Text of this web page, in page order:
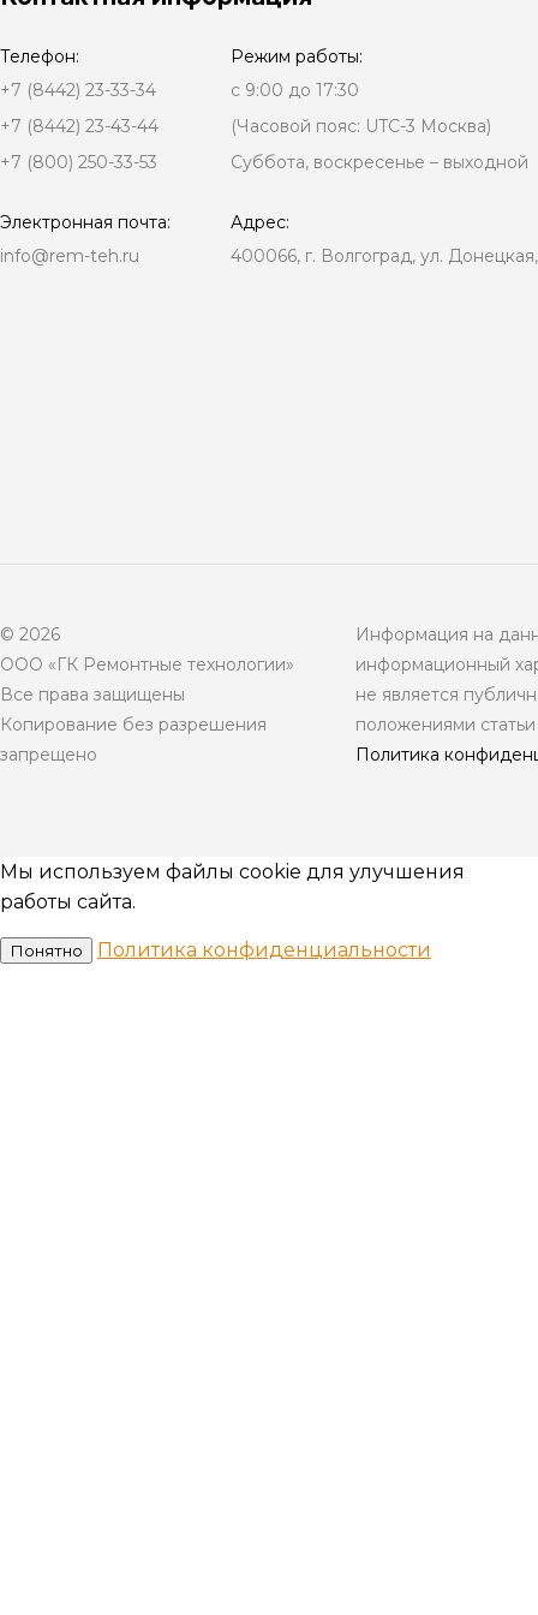
Телефон:
+7 (8442) 23-33-34
+7 (8442) 23-43-44
+7 (800) 250-33-53
Режим работы:
с 9:00 до 17:30
(Часовой пояс: UTC-3 Москва)
Суббота, воскресенье – выходной
Электронная почта:
info@rem-teh.ru
Адрес:
400066, г. Волгоград, ул.
© 2026
ООО «ГК Ремонтные технологии»
Все права защищены
Копирование без разрешения
запрещено
Информация на
информационный
не является
положениями
Политика
Мы используем файлы cookie для улучшения
работы сайта.
Понятно Политика конфиденциальности